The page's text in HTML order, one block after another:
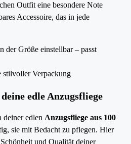
Outfit eine besondere Note
Accessoire, das in jede
der Größe einstellbar – passt
Verpackung
edle Anzugsfliege
deiner edlen Anzugsfliege aus 100
sie mit Bedacht zu pflegen. Hier
und Qualität deiner